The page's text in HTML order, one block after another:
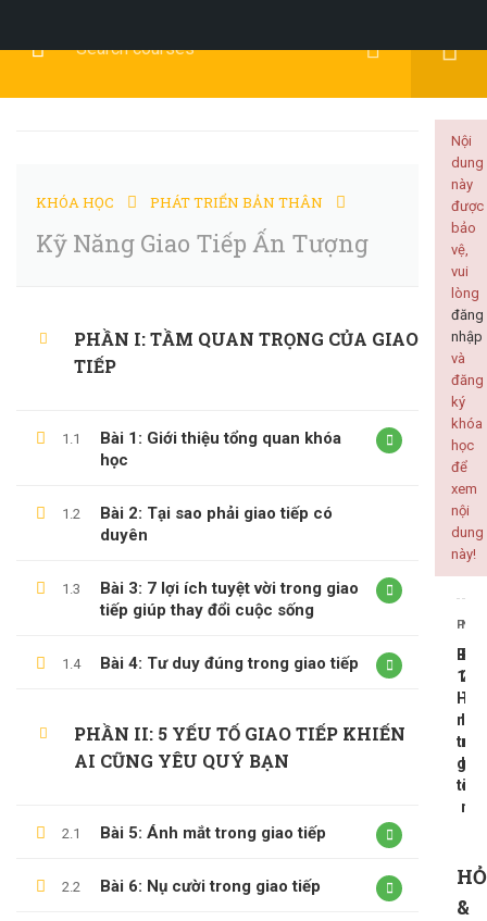
PHÁT TRIỂN BẢN
Kỹ Năng Giao Tiếp Ấn Tượng
KHÓA HỌC PHÁT TRIỂN BẢN THÂN
Kỹ Năng Giao Tiếp Ấn Tượng
PHẦN I: TẦM QUAN TRỌNG CỦA GIAO
TIẾP
1.1
Bài 1: Giới thiệu tổng quan khóa
học
1.2
Bài 2: Tại sao phải giao tiếp có
duyên
1.3
Bài 3: 7 lợi ích tuyệt vời trong giao
tiếp giúp thay đổi cuộc sống
1.4 Bài 4: Tư duy đúng trong giao tiếp
PHẦN II: 5 YẾU TỐ GIAO TIẾP KHIẾN
AI CŨNG YÊU QUÝ BẠN
2.1 Bài 5: Ánh mắt trong giao tiếp
2.2 Bài 6: Nụ cười trong giao tiếp
Nội
dung
này
được
bảo
vệ,
vui
lòng
đăng
nhập
và
đăng
ký
khóa
học
để
xem
nội
dung
này!
PREV
Bài
18:
Hòa
nhịp
tiếp
Bài
20:
lại
cá
&
ALL COURSES
CÔNG NGHỆ THÔNG TIN
KỸ NĂNG MỀM
PHÁT TRIỂN BẢN THÂN